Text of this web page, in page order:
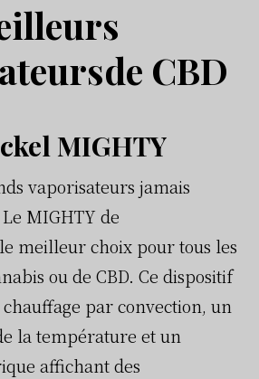
CBD
MIGHTY
vaporisateurs jamais
MIGHTY de
meilleur choix pour tous les
ou de CBD. Ce dispositif
par convection, un
la température et un
affichant des